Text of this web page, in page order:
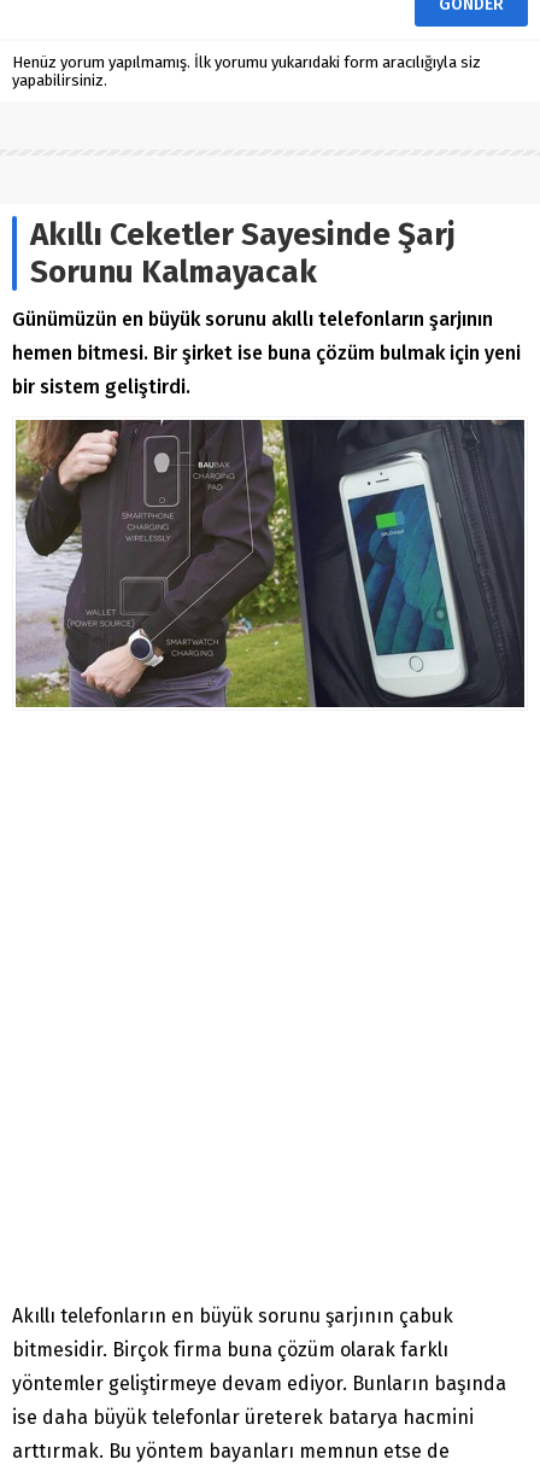
Henüz yorum yapılmamış. İlk yorumu yukarıdaki form aracılığıyla siz
yapabilirsiniz.
Akıllı Ceketler Sayesinde Şarj
Sorunu Kalmayacak
Günümüzün en büyük sorunu akıllı telefonların şarjının
hemen bitmesi. Bir şirket ise buna çözüm bulmak için yeni
bir sistem geliştirdi.
Akıllı telefonların en büyük sorunu şarjının çabuk
bitmesidir. Birçok firma buna çözüm olarak farklı
yöntemler geliştirmeye devam ediyor. Bunların başında
ise daha büyük telefonlar üreterek batarya hacmini
arttırmak. Bu yöntem bayanları memnun etse de